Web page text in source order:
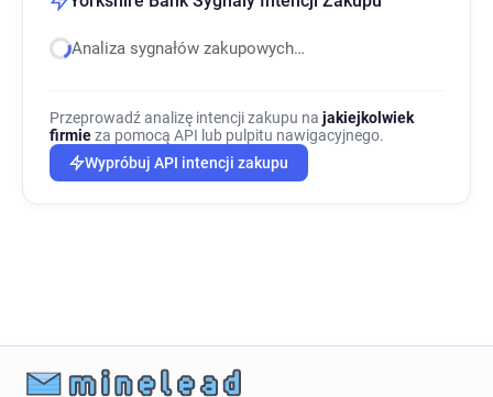
Analiza sygnałów zakupowych…
Przeprowadź analizę intencji zakupu na jakiejkolwiek
firmieza pomocą API lub pulpitu nawigacyjnego.
Wypróbuj API intencji zakupu